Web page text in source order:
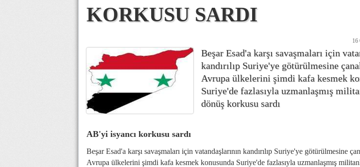
KORKUSU SARDI
16
Beşar Esad'a karşı savaşmaları için
kandırılıp Suriye'ye götürülmesine
Avrupa ülkelerini şimdi kafa kesmek
Suriye'de fazlasıyla uzmanlaşmış
dönüş korkusu sardı
AB'yi isyancı korkusu sardı
Beşar Esad'a karşı savaşmaları için vatandaşlarının kandırılıp Suriye'ye götürülmesine
Avrupa ülkelerini şimdi kafa kesmek konusunda Suriye'de fazlasıyla uzmanlaşmış